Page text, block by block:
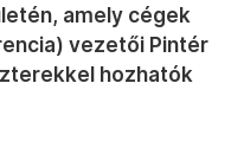
amely cégek
vezetői Pintér
hozhatók